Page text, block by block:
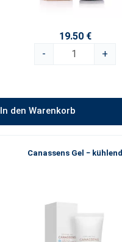
19.50 €
-
+
In den Warenkorb
Canassens Gel − kühlend